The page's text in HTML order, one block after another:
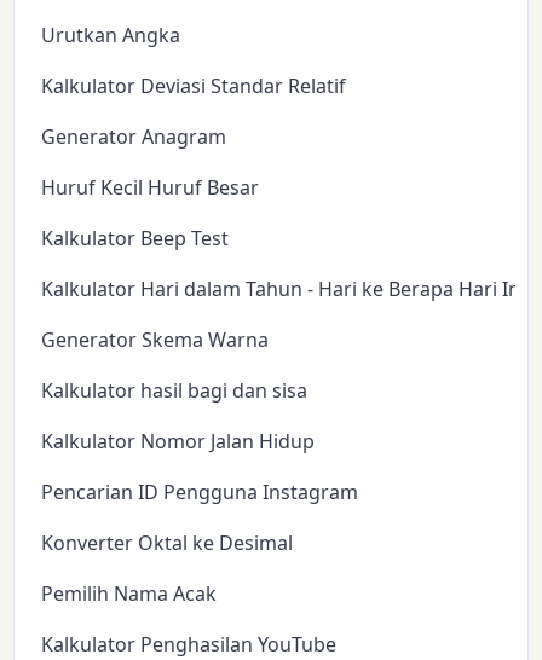
Urutkan Angka
Kalkulator Deviasi Standar Relatif
Generator Anagram
Huruf Kecil Huruf Besar
Kalkulator Beep Test
Kalkulator Hari dalam Tahun - Hari ke Berapa Hari Ini?
Generator Skema Warna
Kalkulator hasil bagi dan sisa
Kalkulator Nomor Jalan Hidup
Pencarian ID Pengguna Instagram
Konverter Oktal ke Desimal
Pemilih Nama Acak
Kalkulator Penghasilan YouTube